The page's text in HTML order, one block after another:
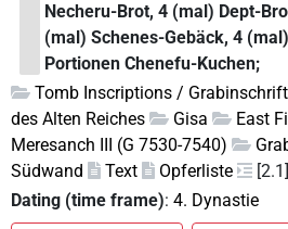
Necheru-Brot, 4 (mal) Dept-
(mal) Schenes-Gebäck, 4
Portionen Chenefu-Kuchen;
Tomb Inscriptions /
des Alten Reiches
Gisa East
Meresanch III (G 7530-7540)
Südwand
Text Opferliste
[2.1]
Dating (time frame): 4. Dynastie